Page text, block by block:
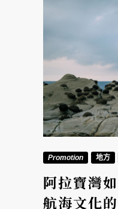
Promotion 地方
阿拉寶灣
航海文化